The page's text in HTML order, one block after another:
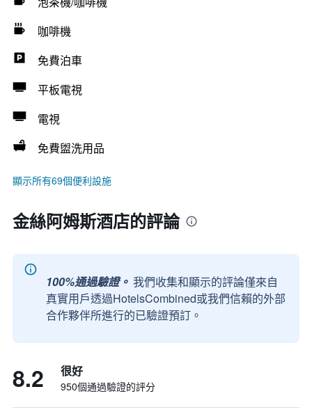
咖啡機
免費泊車
平板電視
電視
免費盥洗用品
顯示所有69個便利設施
金絲阿姆斯酒店的評論
100%通過驗證。 我們收集和顯示的評論僅來自
真實用戶透過HotelsCombined或我們信賴的外部
合作夥伴所進行的已驗證預訂。
8.2 很好
950個通過驗證的評分